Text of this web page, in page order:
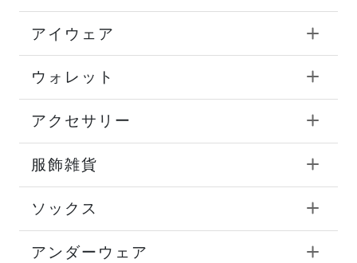
アイウェア
ウォレット
アクセサリー
服飾雑貨
ソックス
アンダーウェア